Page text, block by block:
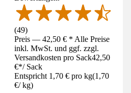
(49)
Preis — 42,50 € * Alle Preise
inkl. MwSt. und ggf. zzgl.
Versandkosten pro Sack42,50
€*/ Sack
Entspricht 1,70 € pro kg(1,70
€/ kg)